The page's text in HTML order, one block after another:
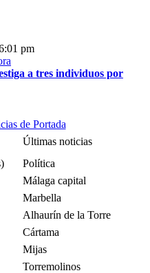
pm
a tres individuos por
de Portada
Últimas noticias
Política
Málaga capital
Marbella
Alhaurín de la Torre
Cártama
Mijas
Torremolinos